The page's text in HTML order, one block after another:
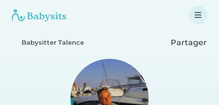
Babysitter Talence Partager